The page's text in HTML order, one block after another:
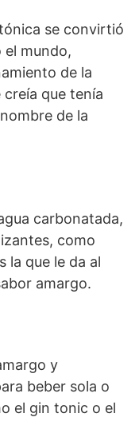
se convirtió
el mundo,
de la
que tenía
de la
carbonatada,
como
la que le da al
amargo.
y
beber sola o
el gin tonic o el